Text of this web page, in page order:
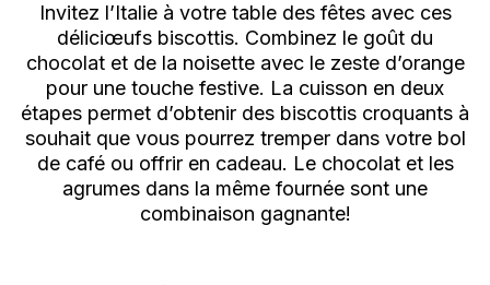
Invitez l’Italie à votre table des fêtes avec ces
déliciœufs biscottis. Combinez le goût du
chocolat et de la noisette avec le zeste d’orange
pour une touche festive. La cuisson en deux
étapes permet d’obtenir des biscottis croquants à
souhait que vous pourrez tremper dans votre bol
de café ou offrir en cadeau. Le chocolat et les
agrumes dans la même fournée sont une
combinaison gagnante!